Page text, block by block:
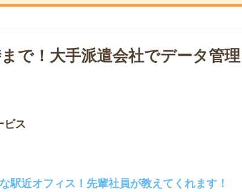
で！大手派遣会社でデータ管理
ビス
近オフィス！先輩社員が教えてくれます！